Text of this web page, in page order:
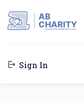
AB
CHARITY
powerd by ahblicklive.com
Sign In